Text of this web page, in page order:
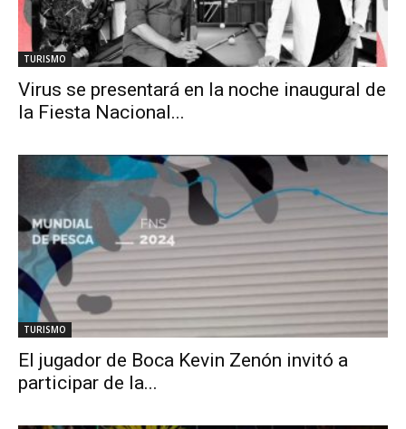
TURISMO
Virus se presentará en la noche inaugural de
la Fiesta Nacional...
TURISMO
El jugador de Boca Kevin Zenón invitó a
participar de la...